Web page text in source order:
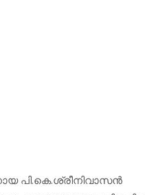
പി.കെ.ശ്രീനിവാസന്‍